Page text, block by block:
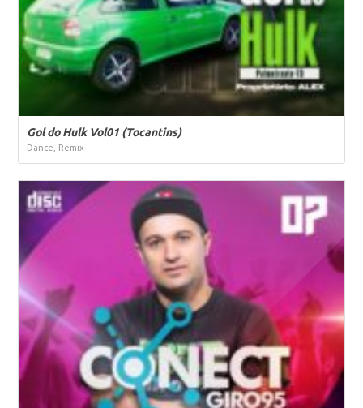
Gol do Hulk Vol01 (Tocantins)
Dance, Remix